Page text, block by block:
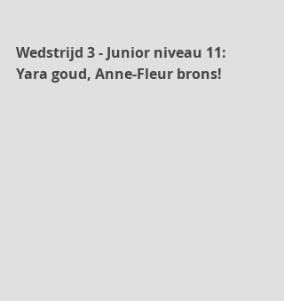
Wedstrijd 3 - Junior niveau 11:
Yara goud, Anne-Fleur brons!